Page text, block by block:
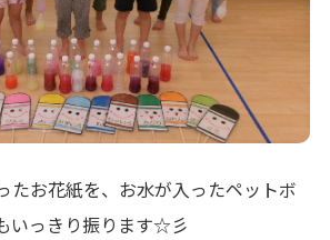
たお花紙を、お水が入ったペットボ
いっきり振ります☆彡